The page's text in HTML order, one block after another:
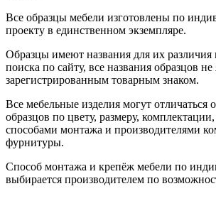
Все образцы мебели изготовлены по
проекту в единственном экземпляре.
Образцы имеют названия для их различия
поиска по сайту, все названия образцов не
зарегистрированным товарным знаком.
Все мебельные изделия могут отличаться
образцов по цвету, размеру,
способами монтажа и производителями
фурнитуры.
Способ монтажа и крепёж мебели по
выбирается производителем по